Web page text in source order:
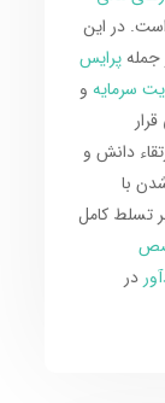
در این
جملهپرایس
سرمایه و
دانش و
با
تسلط کامل
در